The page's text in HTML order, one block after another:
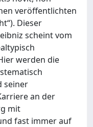
veröffentlichten
Dieser
scheint vom
werden die
seiner
an der
mit
fast immer auf